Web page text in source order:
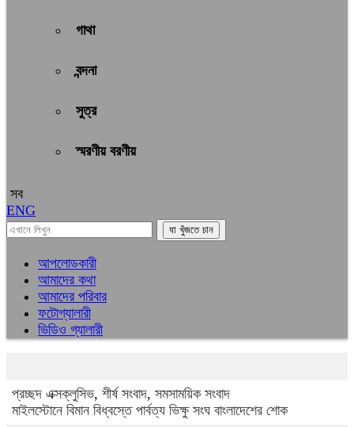
গাথা
বন্দনা
সুত্র
স্মরণীয় বরণীয়
সব
ENG
আপলোডকারী
আমাদের কথা
আমাদের পরিবার
ফটোগ্যালারী
ভিডিও গ্যালারী
প্রচ্ছদ এক্সক্লুসিভ, শীর্ষ সংবাদ, সমসাময়িক সংবাদ
মাইলস্টোনে বিমান বিধ্বস্তে পার্বত্য ভিক্ষু সংঘ বাংলাদেশের শোক